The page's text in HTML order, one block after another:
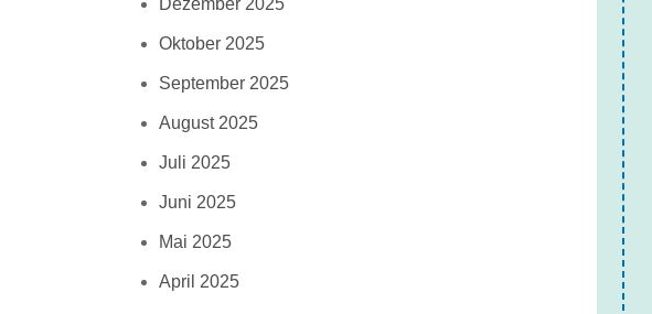
Dezember 2025
Oktober 2025
September 2025
August 2025
Juli 2025
Juni 2025
Mai 2025
April 2025